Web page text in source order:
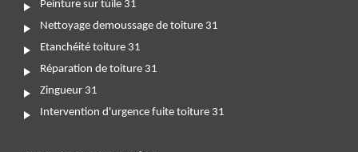
Peinture sur tuile 31
Nettoyage demoussage de toiture 31
Etanchéité toiture 31
Réparation de toiture 31
Zingueur 31
Intervention d'urgence fuite toiture 31